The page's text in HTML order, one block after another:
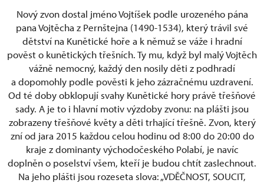
Nový zvon dostal jméno Vojtíšek podle urozeného pána
pana Vojtěcha z Pernštejna (1490-1534), který trávil své
dětství na Kunětické hoře a k němuž se váže i hradní
pověst o kunětických třešních. Ty mu, když byl malý Vojtěch
vážně nemocný, každý den nosily děti z podhradí
a dopomohly podle pověsti k jeho zázračnému uzdravení.
Od té doby obklopují svahy Kunětické hory právě třešňové
sady. A je to i hlavní motiv výzdoby zvonu: na plášti jsou
zobrazeny třešňové květy a děti trhající třešně. Zvon, který
zní od jara 2015 každou celou hodinu od 8:00 do 20:00 do
kraje z dominanty východočeského Polabí, je navíc
doplněn o poselství všem, kteří je budou chtít zaslechnout.
Na jeho plášti jsou rozeseta slova: „VDĚČNOST, SOUCIT,